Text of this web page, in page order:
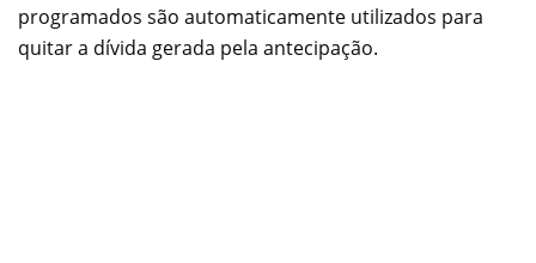
programados são automaticamente utilizados para
quitar a dívida gerada pela antecipação.